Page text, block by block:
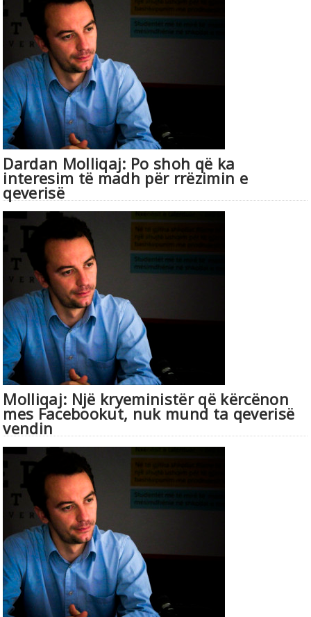
Dardan Molliqaj: Po shoh që ka
interesim të madh për rrëzimin e
qeverisë
Molliqaj: Një kryeministër që kërcënon
mes Facebookut, nuk mund ta qeverisë
vendin